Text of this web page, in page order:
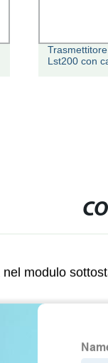
Lst200 con
modulo